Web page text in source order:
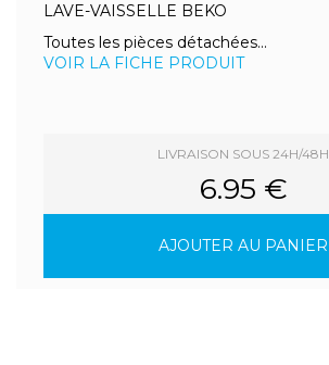
LAVE-VAISSELLE BEKO
Toutes les pièces détachées...
VOIR LA FICHE PRODUIT
LIVRAISON SOUS 24H/48H
6.95 €
AJOUTER AU PANIER